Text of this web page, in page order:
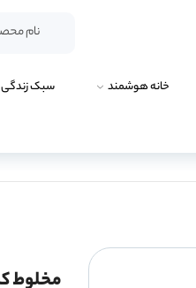
خانه هوشمند سبک زندگی